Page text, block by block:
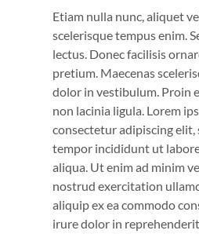
Etiam nulla nunc, aliquet
scelerisque tempus enim.
lectus. Donec facilisis
pretium. Maecenas
dolor in vestibulum. Proin
non lacinia ligula. Lorem
consectetur adipiscing elit,
tempor incididunt ut
aliqua. Ut enim ad minim
nostrud exercitation
aliquip ex ea commodo
irure dolor in